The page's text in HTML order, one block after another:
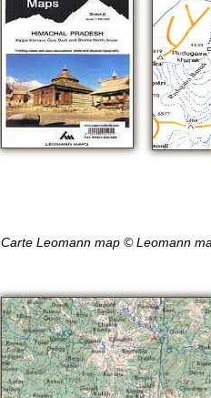
Carte Leomann map © Leomann